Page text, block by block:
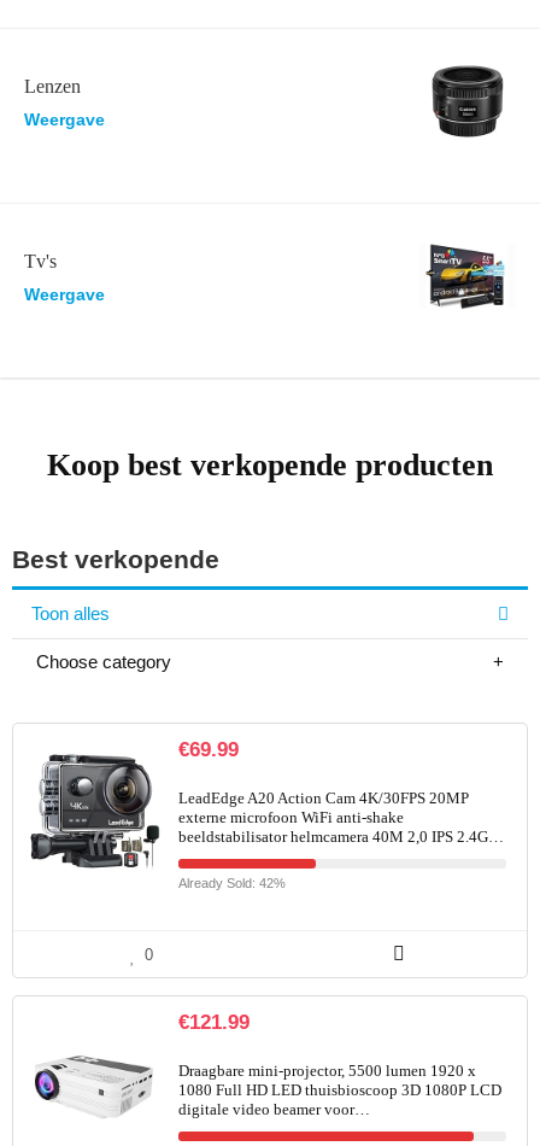
Lenzen
Weergave
Tv's
Weergave
Koop best verkopende producten
Best verkopende
Toon alles
Choose category
€69.99
LeadEdge A20 Action Cam 4K/30FPS 20MP
externe microfoon WiFi anti-shake
beeldstabilisator helmcamera 40M 2,0 IPS 2.4G…
Already Sold: 42%
0
€121.99
Draagbare mini-projector, 5500 lumen 1920 x
1080 Full HD LED thuisbioscoop 3D 1080P LCD
digitale video beamer voor…